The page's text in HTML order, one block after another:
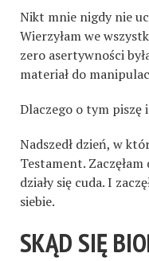
Nikt mnie nigdy nie
Wierzyłam we
zero asertywności
materiał do
Dlaczego o tym piszę
Nadszedł dzień, w
Testament.
działy się cuda. I
siebie.
SKĄD SIĘ